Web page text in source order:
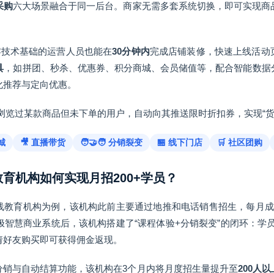
购六大场景融合于同一后台。商家无需多套系统切换，即可实现
术基础的运营人员也能在30分钟内完成店铺装修，快速上线活
，如拼团、秒杀、优惠券、积分商城、会员储值等，配合智能数
荐与定向优惠。
览过某款商品但未下单的用户，自动向其推送限时折扣券，实现“
🎥 直播带货 🧑‍🤝‍🧑 分销裂变 🏪 线下门店 🛒 社区团购
机构如何实现月招200+学员？
教育机构为例，该机构此前主要通过地推和电话销售招生，每月
智慧商业系统后，该机构搭建了“课程体验+分销裂变”的闭环：学
友购买即可获得佣金返现。
与自动结算功能，该机构在3个月内将月度招生量提升至200人以